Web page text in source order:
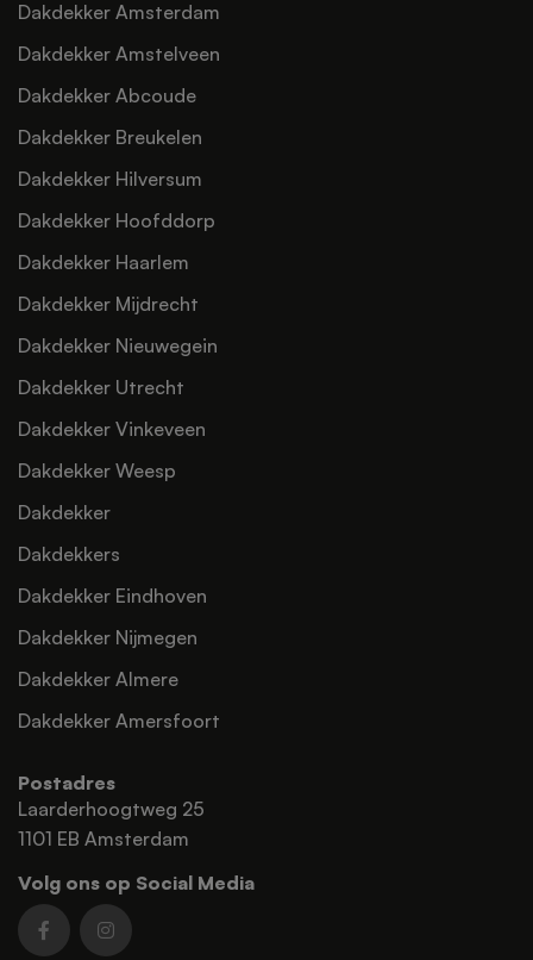
Postadres
Laarderhoogtweg 25
1101 EB Amsterdam
Volg ons op Social Media
Dakdekker Amsterdam
Dakdekker Amstelveen
Dakdekker Abcoude
Dakdekker Breukelen
Dakdekker Hilversum
Dakdekker Hoofddorp
Dakdekker Haarlem
Dakdekker Mijdrecht
Dakdekker Nieuwegein
Dakdekker Utrecht
Dakdekker Vinkeveen
Dakdekker Weesp
Dakdekker
Dakdekkers
Dakdekker Eindhoven
Dakdekker Nijmegen
Dakdekker Almere
Dakdekker Amersfoort